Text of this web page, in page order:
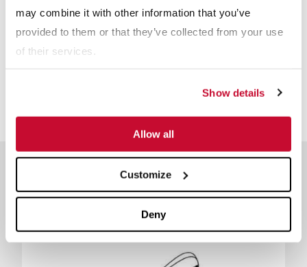
may combine it with other information that you’ve
provided to them or that they’ve collected from your use
of their services.
Show details
Allow all
Customize
Deny
Para obtener información sobre cómo McLanahan Corporation
Productos
relacionados